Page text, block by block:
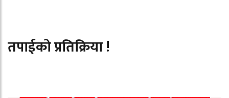
तपाईको प्रतिक्रिया !